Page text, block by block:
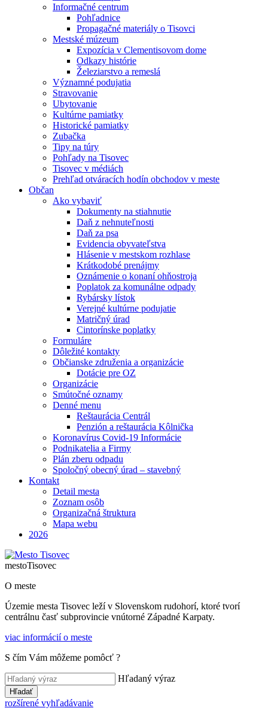
Informačné centrum
Pohľadnice
Propagačné materiály o Tisovci
Mestské múzeum
Expozícia v Clementisovom dome
Odkazy histórie
Železiarstvo a remeslá
Významné podujatia
Stravovanie
Ubytovanie
Kultúrne pamiatky
Historické pamiatky
Zubačka
Tipy na túry
Pohľady na Tisovec
Tisovec v médiách
Prehľad otváracích hodín obchodov v meste
Občan
Ako vybaviť
Dokumenty na stiahnutie
Daň z nehnuteľnosti
Daň za psa
Evidencia obyvateľstva
Hlásenie v mestskom rozhlase
Krátkodobé prenájmy
Oznámenie o konaní ohňostroja
Poplatok za komunálne odpady
Rybársky lístok
Verejné kultúrne podujatie
Matričný úrad
Cintorínske poplatky
Formuláre
Dôležité kontakty
Občianske združenia a organizácie
Dotácie pre OZ
Organizácie
Smútočné oznamy
Denné menu
Reštaurácia Centrál
Penzión a reštaurácia Kôlnička
Koronavírus Covid-19 Informácie
Podnikatelia a Firmy
Plán zberu odpadu
Spoločný obecný úrad – stavebný
Kontakt
Detail mesta
Zoznam osôb
Organizačná štruktura
Mapa webu
2026
mestoTisovec
O meste
Územie mesta Tisovec leží v Slovenskom rudohorí, ktoré tvorí
centrálnu časť subprovincie vnútorné Západné Karpaty.
viac informácií o meste
S čím Vám môžeme pomôcť ?
Hľadaný výraz
Hľadať
rozšírené vyhľadávanie